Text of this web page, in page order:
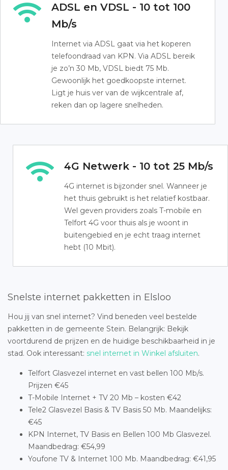
ADSL en VDSL - 10 tot 100
Mb/s
Internet via ADSL gaat via het koperen
telefoondraad van KPN. Via ADSL bereik
je zo’n 30 Mb, VDSL biedt 75 Mb.
Gewoonlijk het goedkoopste internet.
Ligt je huis ver van de wijkcentrale af,
reken dan op lagere snelheden.
4G Netwerk - 10 tot 25 Mb/s
4G internet is bijzonder snel. Wanneer je
het thuis gebruikt is het relatief kostbaar.
Wel geven providers zoals T-mobile en
Telfort 4G voor thuis als je woont in
buitengebied en je echt traag internet
hebt (10 Mbit).
Snelste internet pakketten in Elsloo
Hou jij van snel internet? Vind beneden veel bestelde
pakketten in de gemeente Stein. Belangrijk: Bekijk
voortdurend de prijzen en de huidige beschikbaarheid in je
stad. Ook interessant: snel internet in Winkel afsluiten.
Telfort Glasvezel internet en vast bellen 100 Mb/s.
Prijzen €45
T-Mobile Internet + TV 20 Mb – kosten €42
Tele2 Glasvezel Basis & TV Basis 50 Mb. Maandelijks:
€45
KPN Internet, TV Basis en Bellen 100 Mb Glasvezel.
Maandbedrag: €54,99
Youfone TV & Internet 100 Mb. Maandbedrag: €41,95